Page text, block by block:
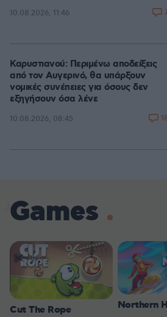
10.08.2026, 11:46
Καρυστιανού: Περιμένω αποδείξεις
από τον Αυγερινό, θα υπάρξουν
νομικές συνέπειες για όσους δεν
εξηγήσουν όσα λένε
10.08.2026, 08:45
Games
Cut The Rope Northern